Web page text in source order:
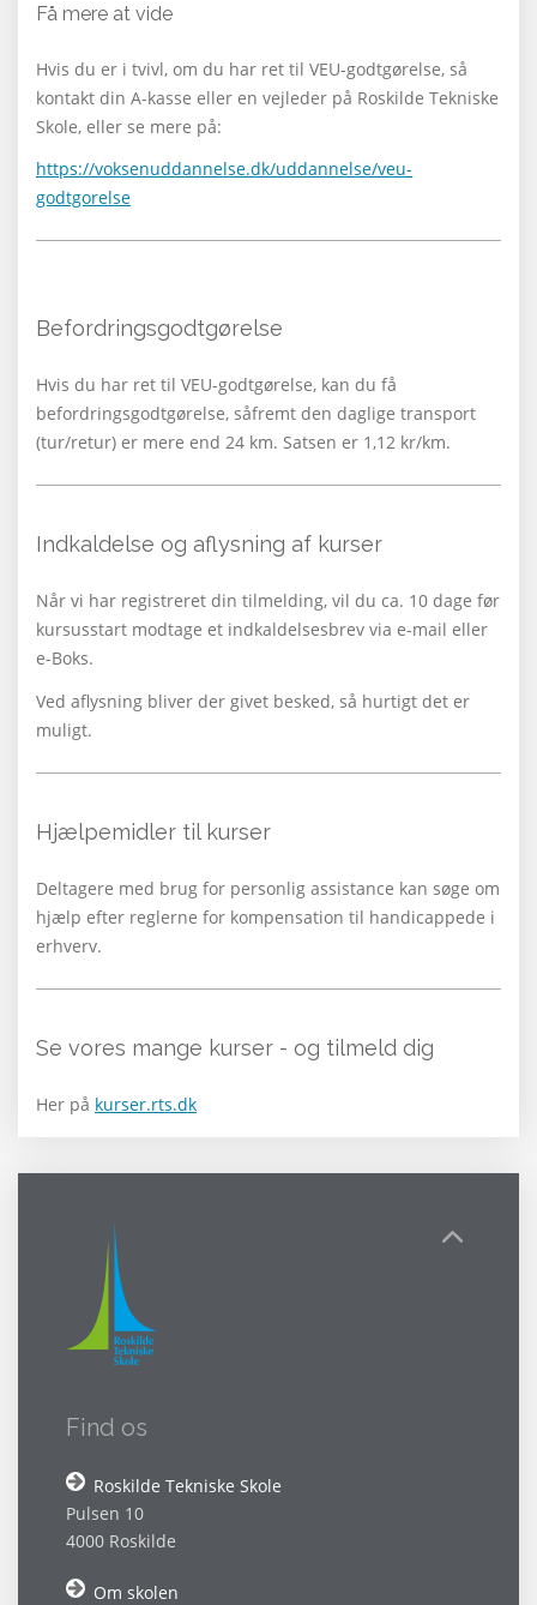
Få mere at vide
Hvis du er i tvivl, om du har ret til VEU-godtgørelse, så
kontakt din A-kasse eller en vejleder på Roskilde Tekniske
Skole, eller se mere på:
https://voksenuddannelse.dk/uddannelse/veu-
godtgorelse
Befordringsgodtgørelse
Hvis du har ret til VEU-godtgørelse, kan du få
befordringsgodtgørelse, såfremt den daglige transport
(tur/retur) er mere end 24 km. Satsen er 1,12 kr/km.
Indkaldelse og aflysning af kurser
Når vi har registreret din tilmelding, vil du ca. 10 dage før
kursusstart modtage et indkaldelsesbrev via e-mail eller
e-Boks.
Ved aflysning bliver der givet besked, så hurtigt det er
muligt.
Hjælpemidler til kurser
Deltagere med brug for personlig assistance kan søge om
hjælp efter reglerne for kompensation til handicappede i
erhverv.
Se vores mange kurser - og tilmeld dig
Her på kurser.rts.dk
Find os
Roskilde Tekniske Skole
Pulsen 10
4000 Roskilde
Om skolen